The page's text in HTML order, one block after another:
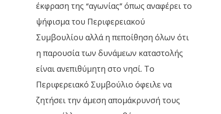
έκφραση της “αγωνίας” όπως αναφέρει το
ψήφισμα του Περιφερειακού
Συμβουλίου αλλά η πεποίθηση όλων ότι
η παρουσία των δυνάμεων καταστολής
είναι ανεπιθύμητη στο νησί. Το
Περιφερειακό Συμβούλιο όφειλε να
ζητήσει την άμεση απομάκρυνσή τους